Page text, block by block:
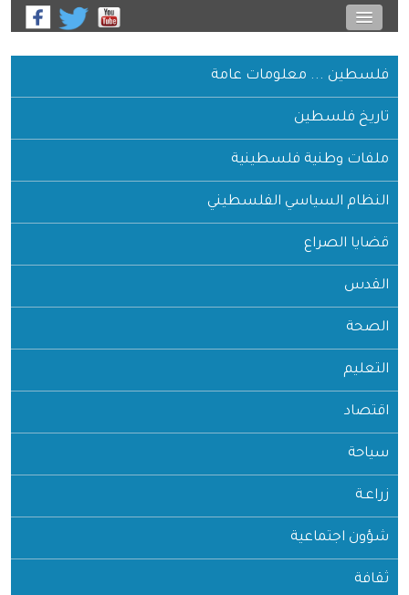
فلسطين ... معلومات عامة
تاريخ فلسطين
ملفات وطنية فلسطينية
النظام السياسي الفلسطيني
قضايا الصراع
القدس
الصحة
التعليم
اقتصاد
سياحة
زراعـة
شؤون اجتماعية
ثقافة